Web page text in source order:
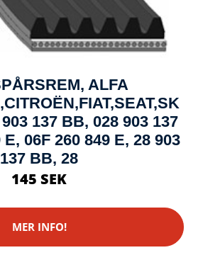
ALFA
137 BB, 028 903 137
E, 06F 260 849 E, 28 903
137 BB, 28
145 SEK
MER INFO!